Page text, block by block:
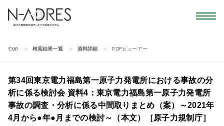
TOP 検索結果一覧 資料詳細 PDFビューアー
第34回東京電力福島第一原子力発電所における事故の分
析に係る検討会 資料4：東京電力福島第一原子力発電所
事故の調査・分析に係る中間取りまとめ（案）～2021年
4月から●年●月までの検討～（本文）［原子力規制庁］